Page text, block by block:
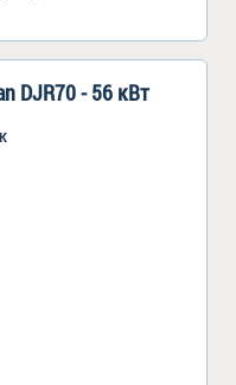
DJR70 - 56 кВт